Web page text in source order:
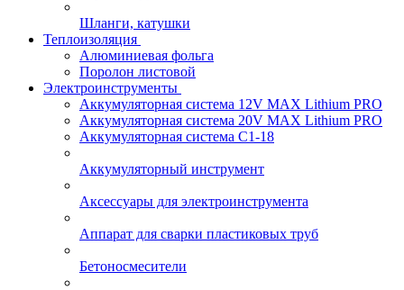
Шланги, катушки
Теплоизоляция
Алюминиевая фольга
Поролон листовой
Электроинструменты
Аккумуляторная система 12V MAX Lithium PRO
Аккумуляторная система 20V MAX Lithium PRO
Аккумуляторная система С1-18
Аккумуляторный инструмент
Аксессуары для электроинструмента
Аппарат для сварки пластиковых труб
Бетоносмесители